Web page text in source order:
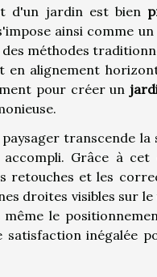
d'un jardin est bien
ainsi comme un
méthodes
alignement
pour créer un
transcende
Grâce à cet
retouches et les
droites visibles sur
le
inégalée